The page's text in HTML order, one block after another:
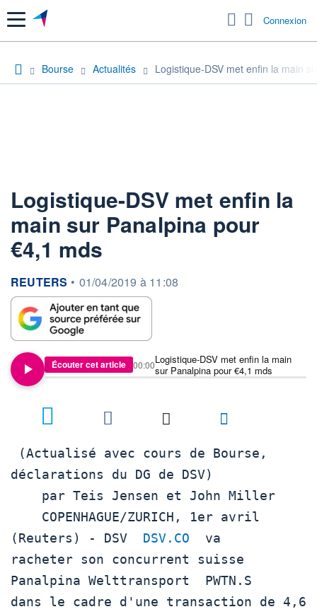
Menu Connexion
Bourse Actualités Logistique-DSV met enfin la main
Logistique-DSV met enfin la
main sur Panalpina pour
€4,1 mds
information fournie par
REUTERS • 01/04/2019 à 11:08
Écouter cet article
Logistique-DSV met enfin la main
sur Panalpina pour €4,1 mds
00:00
déclarations du DG de DSV)
(Reuters) - DSV DSV.CO
  va
racheter son concurrent suisse
Panalpina Welttransport  PWTN.S
dans le cadre d'une transaction de 4,6